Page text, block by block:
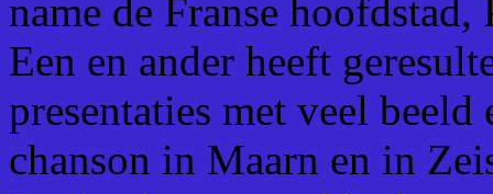
name de Franse hoofdstad,
Een en ander heeft
presentaties met veel
chanson in Maarn en in